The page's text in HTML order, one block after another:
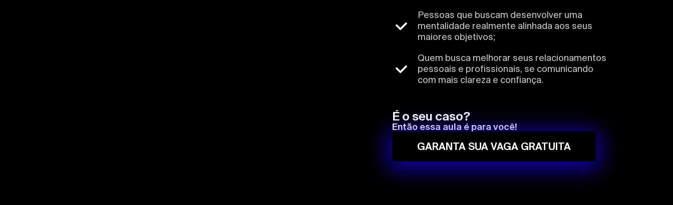
Pessoas que buscam desenvolver uma
mentalidade realmente alinhada aos seus
maiores objetivos;
Quem busca melhorar seus relacionamentos
pessoais e profissionais, se comunicando
com mais clareza e confiança.
É o seu caso?
Então essa aula é para você!
GARANTA SUA VAGA GRATUITA